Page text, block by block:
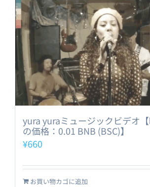
yura yuraミュージックビデオ
の価格：0.01 BNB (BSC)】
¥660
お買い物カゴに追加